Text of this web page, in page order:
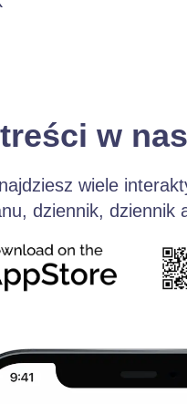
w
wiele
dziennik, dziennik